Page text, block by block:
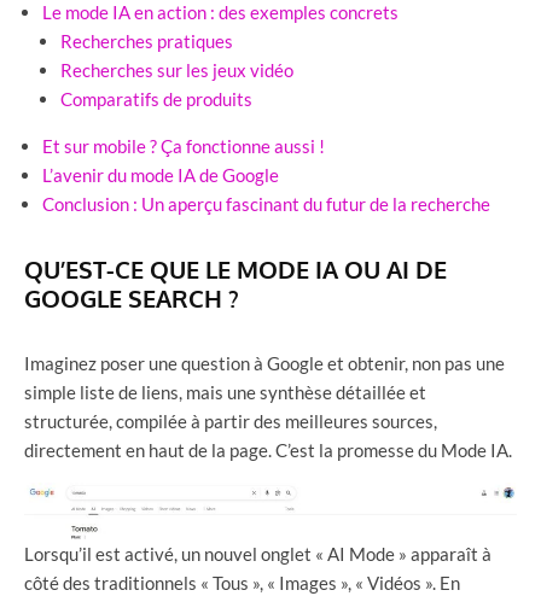
Le mode IA en action : des exemples concrets
Recherches pratiques
Recherches sur les jeux vidéo
Comparatifs de produits
Et sur mobile ? Ça fonctionne aussi !
L’avenir du mode IA de Google
Conclusion : Un aperçu fascinant du futur de la recherche
QU’EST-CE QUE LE MODE IA OU AI DE
GOOGLE SEARCH ?
Imaginez poser une question à Google et obtenir, non pas une
simple liste de liens, mais une synthèse détaillée et
structurée, compilée à partir des meilleures sources,
directement en haut de la page. C’est la promesse du Mode IA.
Lorsqu’il est activé, un nouvel onglet « AI Mode » apparaît à
côté des traditionnels « Tous », « Images », « Vidéos ». En